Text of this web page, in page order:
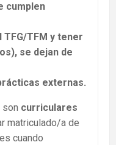
cumplen
TFM y tener
se dejan de
externas.
son curriculares
matriculado/a de
cuando